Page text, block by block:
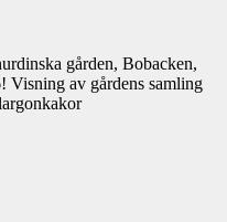
gården, Bobacken,
Visning av gårdens samling